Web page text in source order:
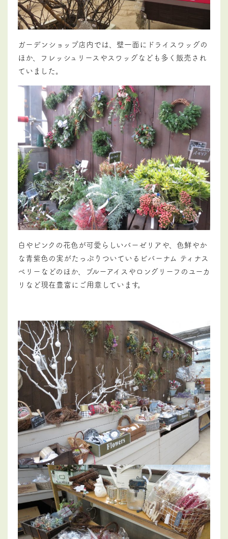
ガーデンショップ店内では、壁一面にドライスワッグの
ほか、フレッシュリースやスワッグなども多く販売され
ていました。
白やピンクの花色が可愛らしいバーゼリアや、色鮮やか
な青紫色の実がたっぷりついているビバーナム ティナス
ベリーなどのほか、ブルーアイスやロングリーフのユーカ
リなど現在豊富にご用意しています。